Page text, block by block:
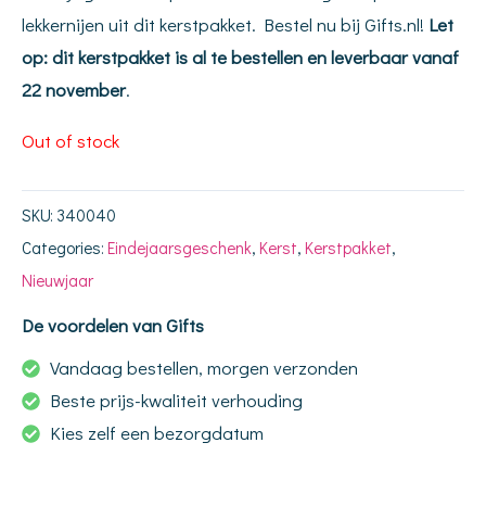
lekkernijen uit dit kerstpakket. Bestel nu bij Gifts.nl! Let
op: dit kerstpakket is al te bestellen en leverbaar vanaf
22 november.
Out of stock
SKU: 340040
Categories: Eindejaarsgeschenk, Kerst, Kerstpakket,
Nieuwjaar
De voordelen van Gifts
Vandaag bestellen, morgen verzonden
Beste prijs-kwaliteit verhouding
Kies zelf een bezorgdatum